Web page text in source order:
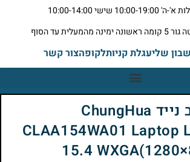
שישי 10:00-14:00
עד הסוף
שליעגלת קניותלקופהצור קשר
מסך למחשב נייד ChungHua
CLAA154WA01 Laptop
15.4